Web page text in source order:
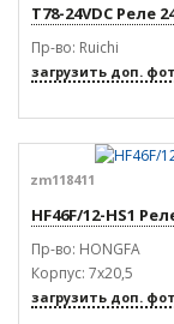
T78-24VDC Реле
Пр-во: Ruichi
загрузить доп.
zm118411
HF46F/12-HS1
Пр-во: HONGFA
Корпус: 7x20,5
загрузить доп.